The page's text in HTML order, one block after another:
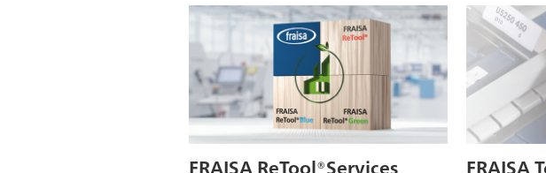
FRAISA ReTool®Services FRAISA